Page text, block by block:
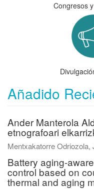
Congresos
Añadido
Ander Manterola
etnografoari
Mentxakatorre Odriozola,
Battery aging-
control based on
thermal and aging